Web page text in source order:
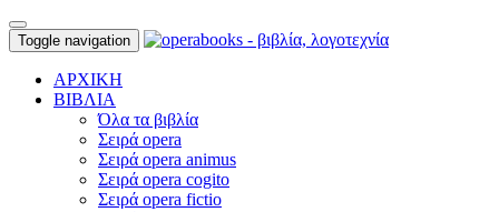
Toggle navigation
ΑΡΧΙΚΗ
ΒΙΒΛΙΑ
Όλα τα βιβλία
Σειρά opera
Σειρά opera animus
Σειρά opera cogito
Σειρά opera fictio